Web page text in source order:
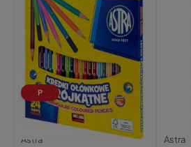
P
Astra Astra